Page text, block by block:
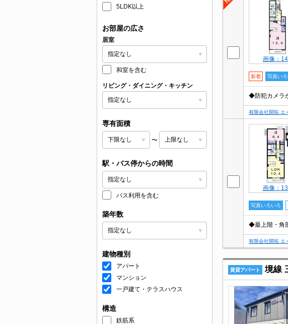
5LDK以上
お部屋の広さ
居室
和室を含む
リビング・ダイニング・キッチン
専有面積
〜
駅・バス停からの時間
バス利用を含む
築年数
建物種別
アパート
マンション
一戸建て・テラスハウス
構造
鉄筋系
画像：
新着 写真い
◆防犯カメラ
有限会社開拓 エ
画像：
写真いろいろ
◆最上階・角
有限会社開拓 エ
賃貸アパート 境線